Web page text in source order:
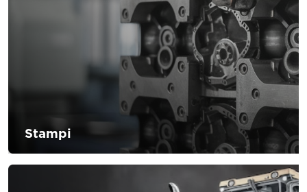
Stampi
consumatori di tempi più rapidi e di riduzioni dei costi
senza compromettere la qualità dei componenti. D’Andrea